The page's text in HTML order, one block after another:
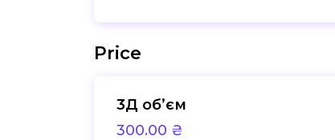
Price
3Д обʼєм
300.00 ₴